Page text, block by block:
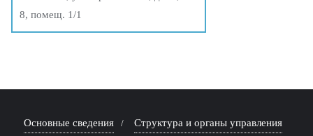
8, помещ. 1/1
Основные сведения
Структура и органы управления